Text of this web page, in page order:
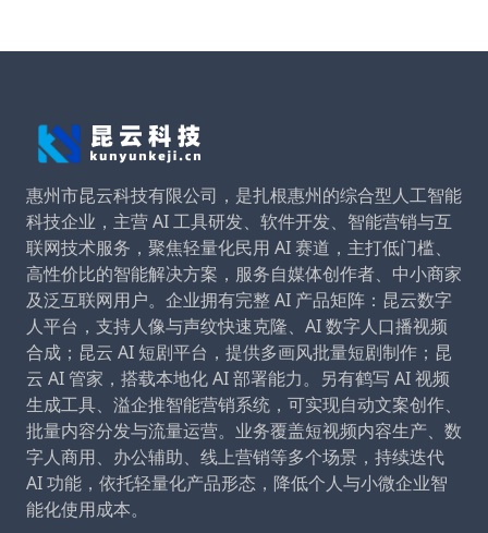
惠州市昆云科技有限公司，是扎根惠州的综合型人工智能
科技企业，主营 AI 工具研发、软件开发、智能营销与互
联网技术服务，聚焦轻量化民用 AI 赛道，主打低门槛、
高性价比的智能解决方案，服务自媒体创作者、中小商家
及泛互联网用户。企业拥有完整 AI 产品矩阵：昆云数字
人平台，支持人像与声纹快速克隆、AI 数字人口播视频
合成；昆云 AI 短剧平台，提供多画风批量短剧制作；昆
云 AI 管家，搭载本地化 AI 部署能力。另有鹤写 AI 视频
生成工具、溢企推智能营销系统，可实现自动文案创作、
批量内容分发与流量运营。业务覆盖短视频内容生产、数
字人商用、办公辅助、线上营销等多个场景，持续迭代
AI 功能，依托轻量化产品形态，降低个人与小微企业智
能化使用成本。